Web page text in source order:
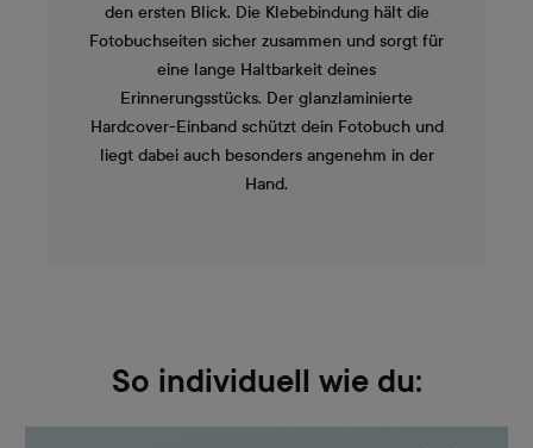
den ersten Blick. Die Klebebindung hält die
Fotobuchseiten sicher zusammen und sorgt für
eine lange Haltbarkeit deines
Erinnerungsstücks. Der glanzlaminierte
Hardcover-Einband schützt dein Fotobuch und
liegt dabei auch besonders angenehm in der
Hand.
So individuell wie du: